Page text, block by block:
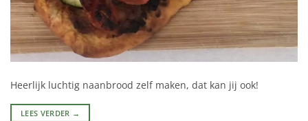
Heerlijk luchtig naanbrood zelf maken, dat kan jij ook!
LEES VERDER →